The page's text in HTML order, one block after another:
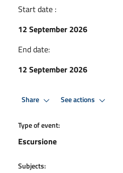
Start date :
12 September 2026
End date:
12 September 2026
Share See actions
Type of event:
Escursione
Subjects: